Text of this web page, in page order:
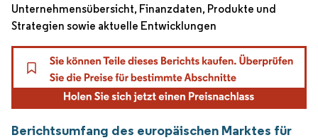
Unternehmensübersicht, Finanzdaten, Produkte und
Strategien sowie aktuelle Entwicklungen
Berichtsumfang des europäischen Marktes für